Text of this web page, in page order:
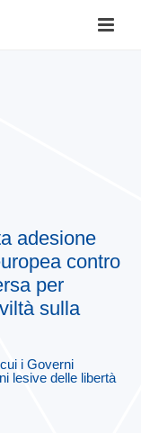
adesione
contro
per
sulla
i Governi
lesive delle libertà